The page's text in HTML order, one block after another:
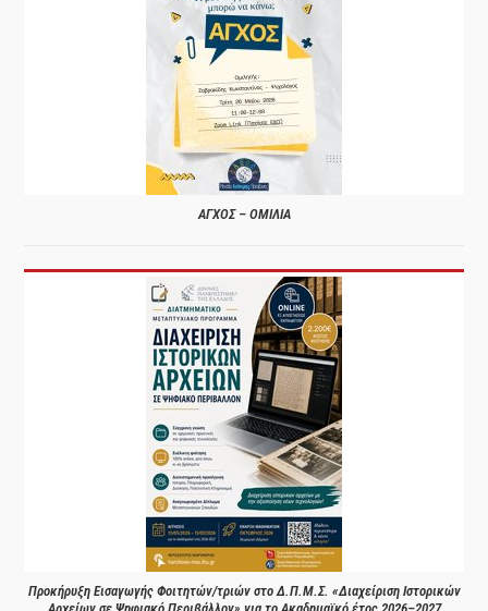
ΑΓΧΟΣ – ΟΜΙΛΙΑ
Προκήρυξη Εισαγωγής Φοιτητών/τριών στο Δ.Π.Μ.Σ. «Διαχείριση Ιστορικών